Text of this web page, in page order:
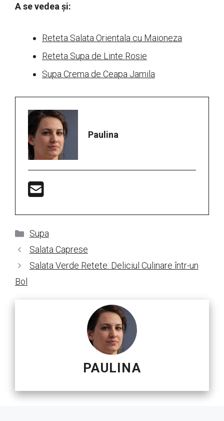
A se vedea și:
Reteta Salata Orientala cu Maioneza
Reteta Supa de Linte Rosie
Supa Crema de Ceapa Jamila
Paulina
Categorii
Supa
Salata Caprese
Salata Verde Retete: Deliciul Culinare într-un
Bol
PAULINA